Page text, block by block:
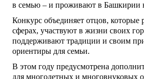
в семью – и проживают в Башкирии
Конкурс объединяет отцов, которые
сферах, участвуют в жизни своих
поддерживают традиции и своим
ориентиры для семьи.
В этом году предусмотрена
для многодетных и многовнуковых